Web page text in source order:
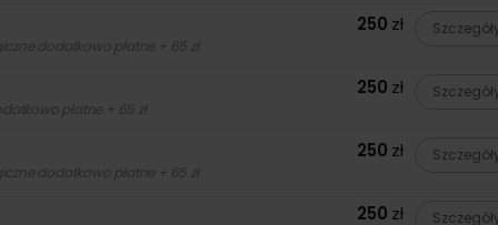
dodatkowo płatne + 65 zł
250 zł
płatne + 65 zł
250 zł
dodatkowo płatne + 65 zł
250 zł
250 zł